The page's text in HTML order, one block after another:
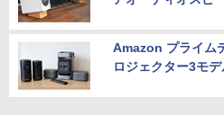
Amazon プライム
ロジェクター3モ